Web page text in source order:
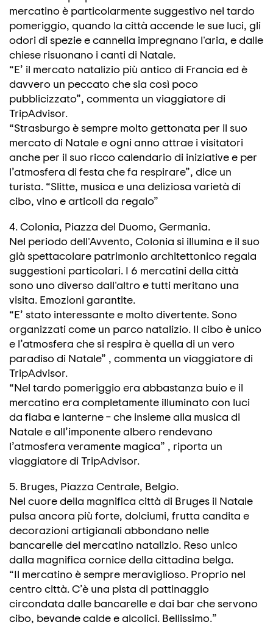
mercatino è particolarmente suggestivo nel tardo
pomeriggio, quando la città accende le sue luci, gli
odori di spezie e cannella impregnano l'aria, e dalle
chiese risuonano i canti di Natale.
“E’ il mercato natalizio più antico di Francia ed è
davvero un peccato che sia così poco
pubblicizzato”, commenta un viaggiatore di
TripAdvisor.
“Strasburgo è sempre molto gettonata per il suo
mercato di Natale e ogni anno attrae i visitatori
anche per il suo ricco calendario di iniziative e per
l’atmosfera di festa che fa respirare”, dice un
turista. “Slitte, musica e una deliziosa varietà di
cibo, vino e articoli da regalo”
4. Colonia, Piazza del Duomo, Germania.
Nel periodo dell'Avvento, Colonia si illumina e il suo
già spettacolare patrimonio architettonico regala
suggestioni particolari. I 6 mercatini della città
sono uno diverso dall'altro e tutti meritano una
visita. Emozioni garantite.
“E’ stato interessante e molto divertente. Sono
organizzati come un parco natalizio. Il cibo è unico
e l’atmosfera che si respira è quella di un vero
paradiso di Natale” , commenta un viaggiatore di
TripAdvisor.
“Nel tardo pomeriggio era abbastanza buio e il
mercatino era completamente illuminato con luci
da fiaba e lanterne – che insieme alla musica di
Natale e all’imponente albero rendevano
l’atmosfera veramente magica” , riporta un
viaggiatore di TripAdvisor.
5. Bruges, Piazza Centrale, Belgio.
Nel cuore della magnifica città di Bruges il Natale
pulsa ancora più forte, dolciumi, frutta candita e
decorazioni artigianali abbondano nelle
bancarelle del mercatino natalizio. Reso unico
dalla magnifica cornice della cittadina belga.
“Il mercatino è sempre meraviglioso. Proprio nel
centro città. C’è una pista di pattinaggio
circondata dalle bancarelle e dai bar che servono
cibo, bevande calde e alcolici. Bellissimo.”